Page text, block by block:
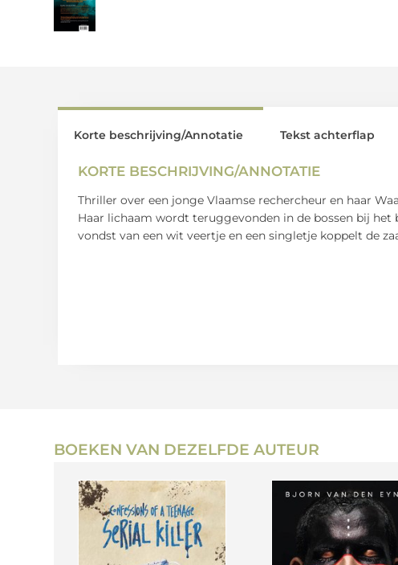
Korte beschrijving/Annotatie
KORTE BESCHRIJVING/ANNOTATIE
Thriller over een jonge Vlaamse rechercheur en haar
Haar lichaam wordt teruggevonden in de bossen bij het
vondst van een wit veertje en een singletje koppelt de
Tekst achterflap
BOEKEN VAN DEZELFDE AUTEUR